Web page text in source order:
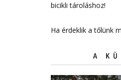
bicikli tároláshoz!
Ha érdeklik a tőlünk
A